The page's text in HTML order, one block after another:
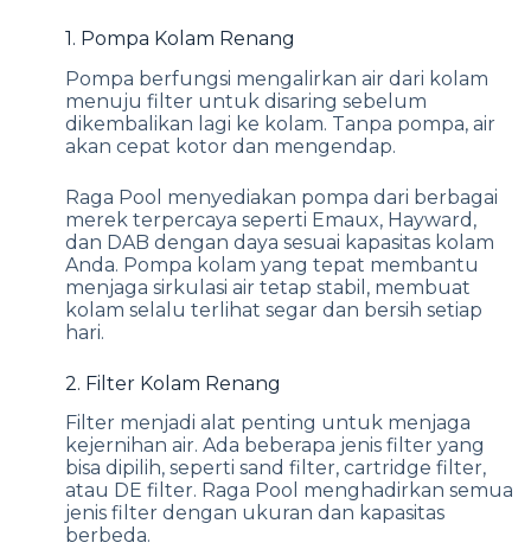
1. Pompa Kolam Renang
Pompa berfungsi mengalirkan air dari kolam
menuju filter untuk disaring sebelum
dikembalikan lagi ke kolam. Tanpa pompa, air
akan cepat kotor dan mengendap.
Raga Pool menyediakan pompa dari berbagai
merek terpercaya seperti Emaux, Hayward,
dan DAB dengan daya sesuai kapasitas kolam
Anda. Pompa kolam yang tepat membantu
menjaga sirkulasi air tetap stabil, membuat
kolam selalu terlihat segar dan bersih setiap
hari.
2. Filter Kolam Renang
Filter menjadi alat penting untuk menjaga
kejernihan air. Ada beberapa jenis filter yang
bisa dipilih, seperti sand filter, cartridge filter,
atau DE filter. Raga Pool menghadirkan semua
jenis filter dengan ukuran dan kapasitas
berbeda.